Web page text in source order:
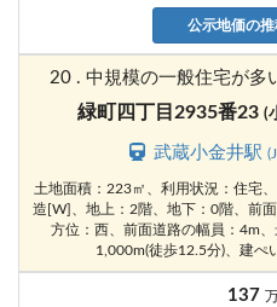
公示地価の
20 . 中規模の一般住宅が多
緑町四丁目2935番23 (
武蔵小金井駅
土地面積：223㎡、利用状況：住宅
造[W]、地上：2階、地下：0階、前
方位：西、前面道路の幅員：4m
1,000m(徒歩12.5分)、建ぺ
137